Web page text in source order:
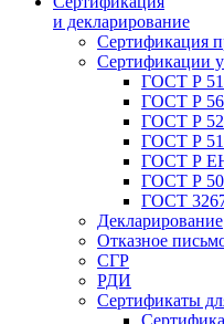
и декларирование
Сертификация
Сертификации
ГОСТ Р
ГОСТ Р
ГОСТ Р
ГОСТ Р
ГОСТ Р
ГОСТ Р
ГОСТ
Декларирование
Отказное
СГР
РДИ
Сертификаты